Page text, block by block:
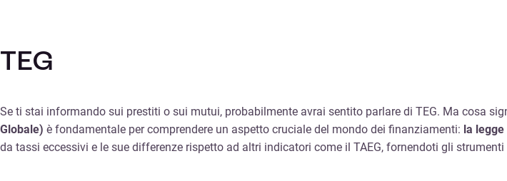
TEG
Se ti stai informando sui prestiti o sui mutui, probabilmente avrai sentito parlare di TEG. Ma cosa
Globale) è fondamentale per comprendere un aspetto cruciale del mondo dei finanziamenti: la
da tassi eccessivi e le sue differenze rispetto ad altri indicatori come il TAEG, fornendoti gli